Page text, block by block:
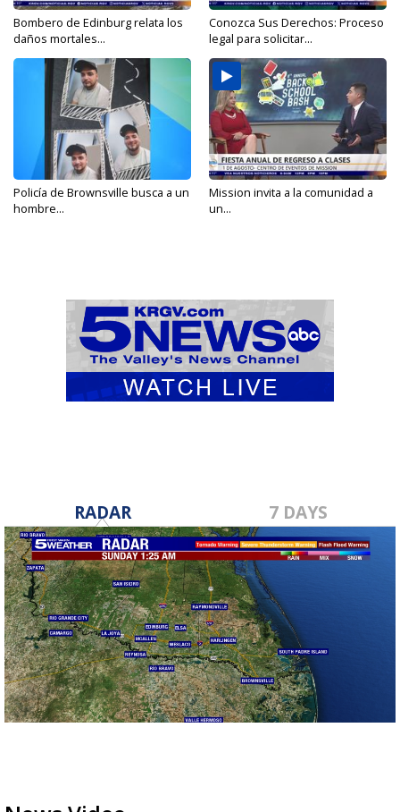
Bombero de Edinburg relata los
daños mortales...
Conozca Sus Derechos: Proceso
legal para solicitar...
Policía de Brownsville busca a un
hombre...
Mission invita a la comunidad a
un...
RADAR 7 DAYS